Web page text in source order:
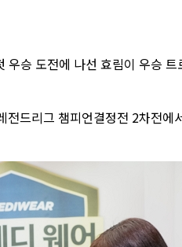
승 도전에 나선 효림이 우승
드리그 챔피언결정전 2차전에